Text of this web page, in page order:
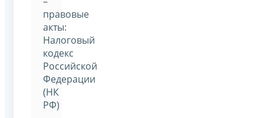
правовые
акты:
Налоговый
кодекс
Российской
Федерации
(НК
РФ)